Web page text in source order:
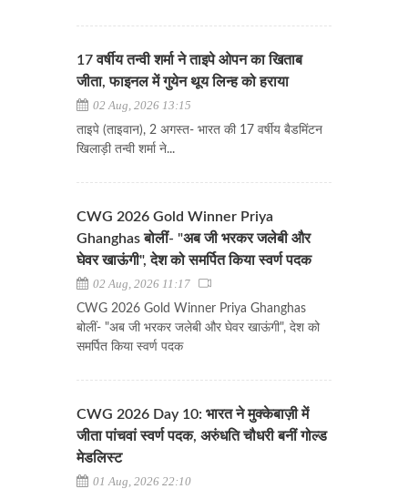
17 वर्षीय तन्वी शर्मा ने ताइपे ओपन का खिताब
जीता, फाइनल में गुयेन थूय लिन्ह को हराया
02 Aug, 2026 13:15
ताइपे (ताइवान), 2 अगस्त- भारत की 17 वर्षीय बैडमिंटन
खिलाड़ी तन्वी शर्मा ने...
CWG 2026 Gold Winner Priya
Ghanghas बोलीं- "अब जी भरकर जलेबी और
घेवर खाऊंगी", देश को समर्पित किया स्वर्ण पदक
02 Aug, 2026 11:17
CWG 2026 Gold Winner Priya Ghanghas
बोलीं- "अब जी भरकर जलेबी और घेवर खाऊंगी", देश को
समर्पित किया स्वर्ण पदक
CWG 2026 Day 10: भारत ने मुक्केबाज़ी में
जीता पांचवां स्वर्ण पदक, अरुंधति चौधरी बनीं गोल्ड
मेडलिस्ट
01 Aug, 2026 22:10